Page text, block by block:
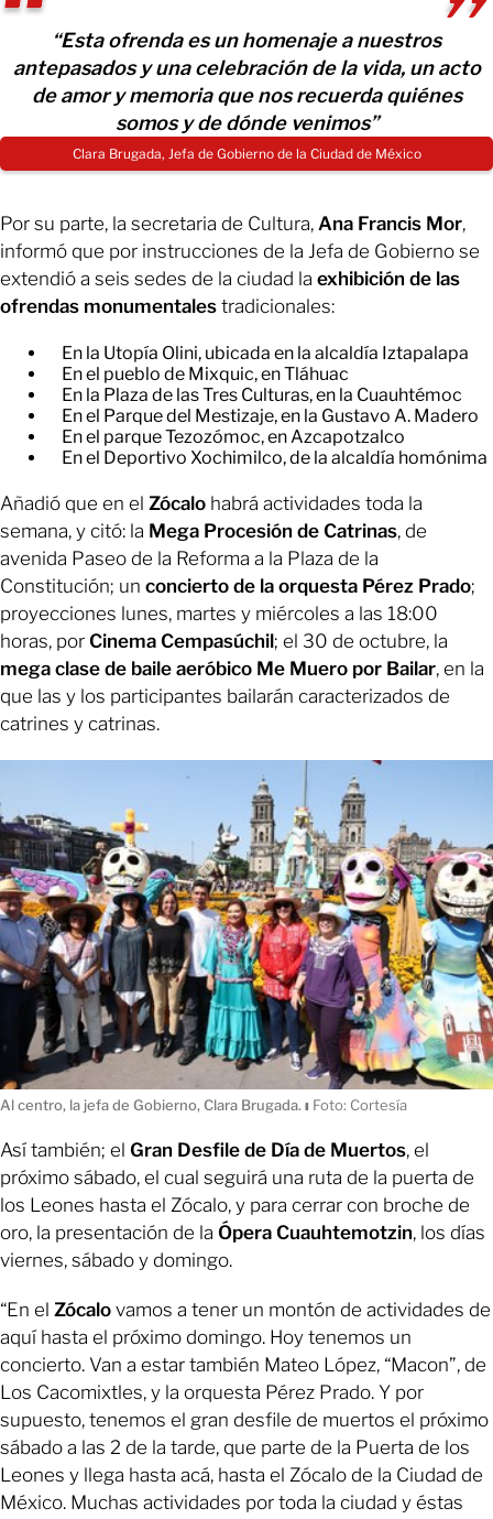
“Esta ofrenda es un homenaje a nuestros
antepasados y una celebración de la vida, un acto
de amor y memoria que nos recuerda quiénes
somos y de dónde venimos”
Clara Brugada, Jefa de Gobierno de la Ciudad de México
Por su parte, la secretaria de Cultura, Ana Francis Mor,
informó que por instrucciones de la Jefa de Gobierno se
extendió a seis sedes de la ciudad la exhibición de las
ofrendas monumentales tradicionales:
En la Utopía Olini, ubicada en la alcaldía Iztapalapa
En el pueblo de Mixquic, en Tláhuac
En la Plaza de las Tres Culturas, en la Cuauhtémoc
En el Parque del Mestizaje, en la Gustavo A. Madero
En el parque Tezozómoc, en Azcapotzalco
En el Deportivo Xochimilco, de la alcaldía homónima
Añadió que en el Zócalo habrá actividades toda la
semana, y citó: la Mega Procesión de Catrinas, de
avenida Paseo de la Reforma a la Plaza de la
Constitución; un concierto de la orquesta Pérez Prado;
proyecciones lunes, martes y miércoles a las 18:00
horas, por Cinema Cempasúchil; el 30 de octubre, la
mega clase de baile aeróbico Me Muero por Bailar, en la
que las y los participantes bailarán caracterizados de
catrines y catrinas.
Al centro, la jefa de Gobierno, Clara Brugada. ı Foto: Cortesía
Así también; el Gran Desfile de Día de Muertos, el
próximo sábado, el cual seguirá una ruta de la puerta de
los Leones hasta el Zócalo, y para cerrar con broche de
oro, la presentación de la Ópera Cuauhtemotzin, los días
viernes, sábado y domingo.
“En el Zócalo vamos a tener un montón de actividades de
aquí hasta el próximo domingo. Hoy tenemos un
concierto. Van a estar también Mateo López, “Macon”, de
Los Cacomixtles, y la orquesta Pérez Prado. Y por
supuesto, tenemos el gran desfile de muertos el próximo
sábado a las 2 de la tarde, que parte de la Puerta de los
Leones y llega hasta acá, hasta el Zócalo de la Ciudad de
México. Muchas actividades por toda la ciudad y éstas